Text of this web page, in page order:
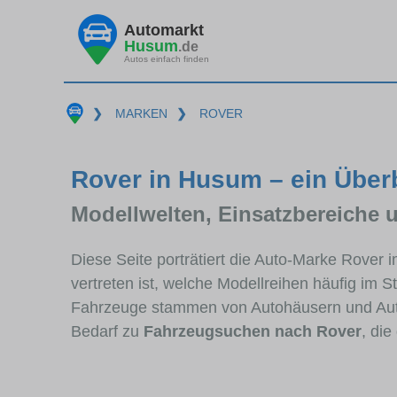
Automarkt
Husum.de
Autos einfach finden
❯ MARKEN ❯ ROVER
Rover in Husum – ein
Modellwelten, Einsatzbereiche
Diese Seite porträtiert die Auto-Marke Rover
vertreten ist, welche Modellreihen häufig im
Fahrzeuge stammen von Autohäusern und
Bedarf zu Fahrzeugsuchen nach Rover, die